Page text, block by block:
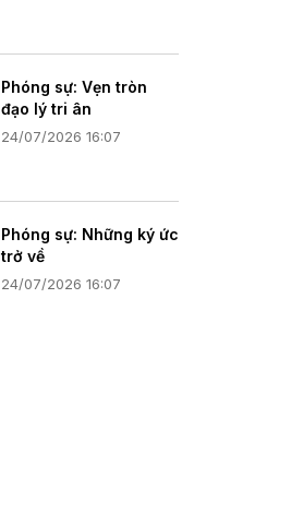
Phóng sự: Vẹn tròn
đạo lý tri ân
24/07/2026 16:07
Phóng sự: Những ký ức
trở về
24/07/2026 16:07